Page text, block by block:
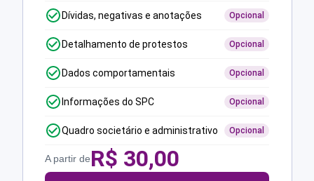
Dívidas, negativas e anotações Opcional
Detalhamento de protestos Opcional
Dados comportamentais Opcional
Informações do SPC Opcional
Quadro societário e administrativo Opcional
A partir deR$ 30,00